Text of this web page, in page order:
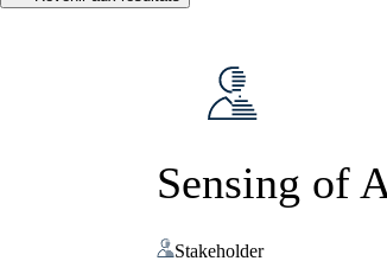
Sensing of
Stakeholder